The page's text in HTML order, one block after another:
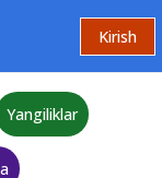
Kirish
Yangiliklar